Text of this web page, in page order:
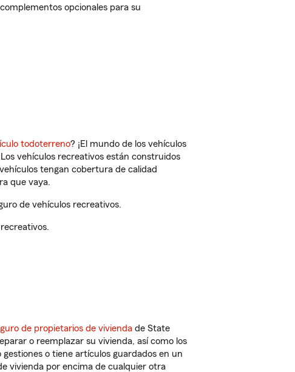
opcionales para su
todoterreno? ¡El mundo de los vehículos
vehículos recreativos están construidos
tengan cobertura de calidad
que vaya.
de vehículos recreativos.
de propietarios de vivienda de State
o reemplazar su vivienda, así como los
o tiene artículos guardados en un
vivienda por encima de cualquier otra